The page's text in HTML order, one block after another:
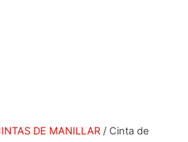
DE MANILLAR / Cinta de